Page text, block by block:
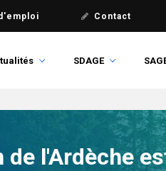
Contact
SDAGE
l'Ardèche